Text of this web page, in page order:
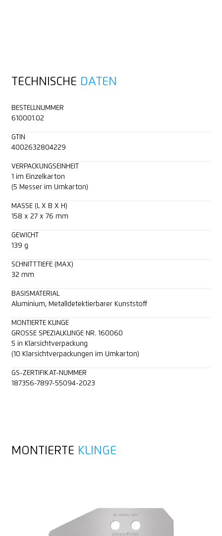
TECHNISCHE DATEN
BESTELLNUMMER
610001.02
GTIN
4002632804229
VERPACKUNGSEINHEIT
1 im Einzelkarton
(5 Messer im Umkarton)
MASSE (L X B X H)
158 x 27 x 76 mm
GEWICHT
139 g
SCHNITTTIEFE (MAX)
32 mm
BASISMATERIAL
Aluminium, Metalldetektierbarer Kunststoff
MONTIERTE KLINGE
GROSSE SPEZIALKLINGE NR. 160060
5 in Klarsichtverpackung
(10 Klarsichtverpackungen im Umkarton)
GS-ZERTIFIKAT-NUMMER
187356-7897-55094-2023
MONTIERTE KLINGE